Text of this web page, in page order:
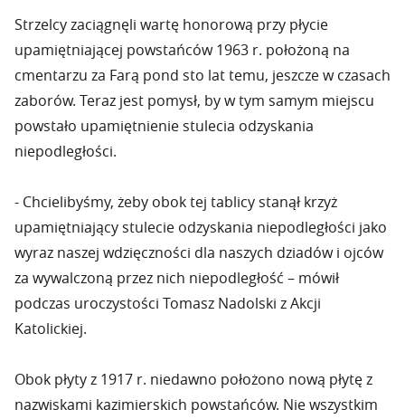
Strzelcy zaciągnęli wartę honorową przy płycie
upamiętniającej powstańców 1963 r. położoną na
cmentarzu za Farą pond sto lat temu, jeszcze w czasach
zaborów. Teraz jest pomysł, by w tym samym miejscu
powstało upamiętnienie stulecia odzyskania
niepodległości.
- Chcielibyśmy, żeby obok tej tablicy stanął krzyż
upamiętniający stulecie odzyskania niepodległości jako
wyraz naszej wdzięczności dla naszych dziadów i ojców
za wywalczoną przez nich niepodległość – mówił
podczas uroczystości Tomasz Nadolski z Akcji
Katolickiej.
Obok płyty z 1917 r. niedawno położono nową płytę z
nazwiskami kazimierskich powstańców. Nie wszystkim